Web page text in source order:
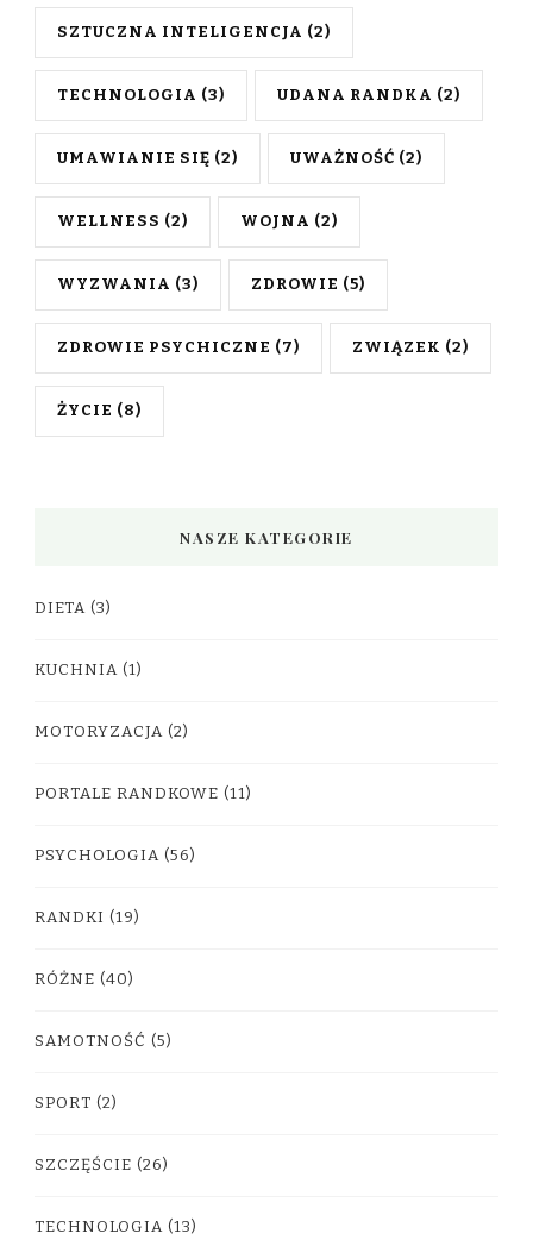
SZTUCZNA INTELIGENCJA (2)
TECHNOLOGIA (3) UDANA RANDKA (2)
UMAWIANIE SIĘ (2) UWAŻNOŚĆ (2)
WELLNESS (2) WOJNA (2)
WYZWANIA (3) ZDROWIE (5)
ZDROWIE PSYCHICZNE (7) ZWIĄZEK (2)
ŻYCIE (8)
NASZE KATEGORIE
DIETA (3)
KUCHNIA (1)
MOTORYZACJA (2)
PORTALE RANDKOWE (11)
PSYCHOLOGIA (56)
RANDKI (19)
RÓŻNE (40)
SAMOTNOŚĆ (5)
SPORT (2)
SZCZĘŚCIE (26)
TECHNOLOGIA (13)